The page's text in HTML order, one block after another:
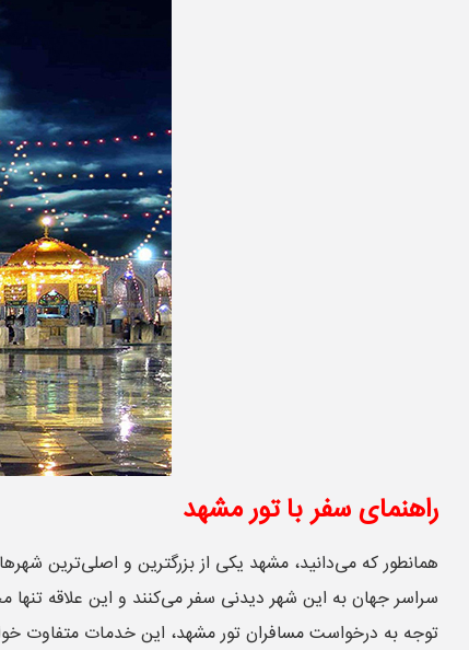
راهنمای سفر با تور مشهد
همانطور که می‌دانید، مشهد یکی از بزرگترین و اصلی‌ترین
سراسر جهان به این شهر دیدنی سفر می‌کنند و این علاقه تنها
توجه به درخواست مسافران تور مشهد، این خدمات متفاوت